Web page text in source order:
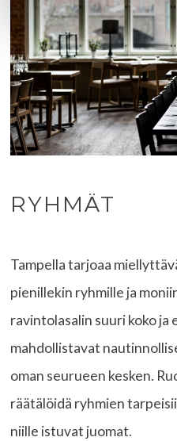
RYHMÄT
Tampella tarjoaa
pienillekin ryhmille ja
ravintolasalin suuri koko
mahdollistavat
oman seurueen kesken.
räätälöidä ryhmien
niille istuvat juomat.